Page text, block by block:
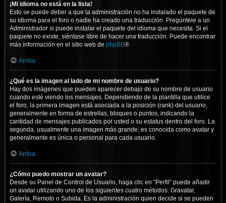
¡Mi idioma no está en la lista!
Esto se puede deber a que la administración no ha instalado el paquete de
su idioma para el foro o nadie ha creado una traducción. Pregúntele a un
Administrador si puede instalar el paquete del idioma que necesita. Si el
paquete no existe, siéntase libre de hacer una traducción. Puede encontrar
más información en el sitio web de phpBB®
Arriba
¿Qué es la imagen al lado de mi nombre de usuario?
Hay dos imágenes que pueden aparecer debajo de su nombre de usuario
cuando esté viendo los mensajes. Dependiendo de la plantilla que utilice
el foro, la primera imagen está asociada a la posición (rank) del usuario,
generalmente en forma de estrellas, bloques o puntos, indicando la
cantidad de mensajes publicados por usted o su estatus dentro del foro. La
segunda, usualmente una imagen más grande, es conocida como avatar y
generalmente es única o personal para cada usuario.
Arriba
¿Cómo puedo mostrar un avatar?
Desde su Panel de Control de Usuario, haga clic en “Perfil” puede añadir
un avatar utilizando uno de los siguientes cuatro métodos: Gravatar,
Galería, Remoto o Subida. Es la administración quien decide si se pueden